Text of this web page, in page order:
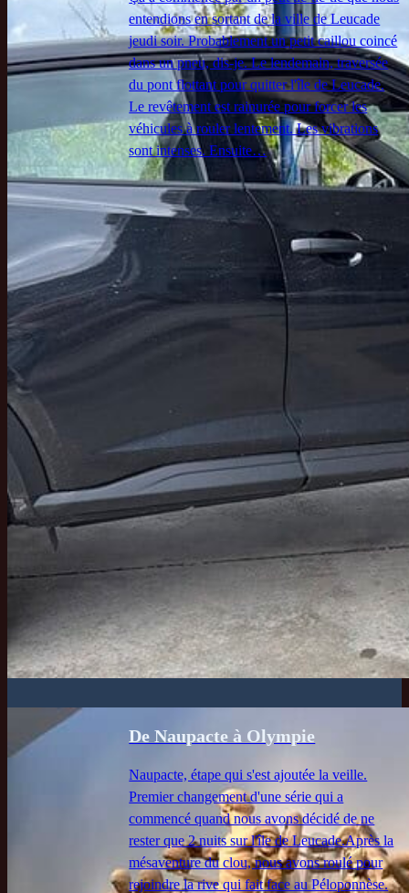
entendions en sortant de la ville de Leucade
jeudi soir. Probablement un petit caillou coincé
dans un pneu, dis-je. Le lendemain, traversée
du pont flottant pour quitter l'île de Leucade.
Le revêtement est rainurée pour forcer les
véhicules à rouler lentement. Les vibrations
sont intenses. Ensuite…
De Naupacte à Olympie
Naupacte, étape qui s'est ajoutée la veille.
Premier changement d'une série qui a
commencé quand nous avons décidé de ne
rester que 2 nuits sur l'île de Leucade.Après la
mésaventure du clou, nous avons roulé pour
rejoindre la rive qui fait face au Péloponnèse.